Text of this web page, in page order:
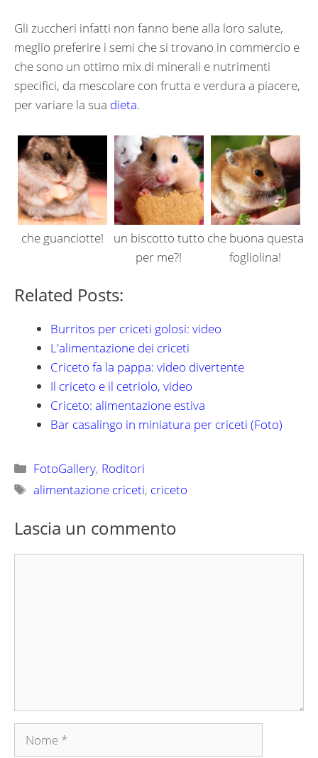
Gli zuccheri infatti non fanno bene alla loro salute,
meglio preferire i semi che si trovano in commercio e
che sono un ottimo mix di minerali e nutrimenti
specifici, da mescolare con frutta e verdura a piacere,
per variare la sua dieta.
che guanciotte!
un biscotto tutto
per me?!
che buona questa
fogliolina!
Related Posts:
Burritos per criceti golosi: video
L'alimentazione dei criceti
Criceto fa la pappa: video divertente
Il criceto e il cetriolo, video
Criceto: alimentazione estiva
Bar casalingo in miniatura per criceti (Foto)
Categorie
FotoGallery, Roditori
Tag
alimentazione criceti, criceto
Lascia un commento
Nome